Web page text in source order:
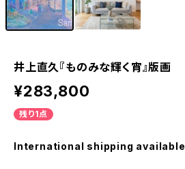
井上直久『ものみな輝く宵』版画
¥283,800
残り1点
International shipping available